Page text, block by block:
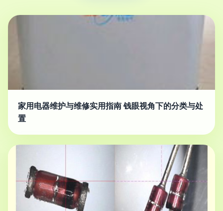
家用电器维护与维修实用指南 钱眼视角下的分类与处
置